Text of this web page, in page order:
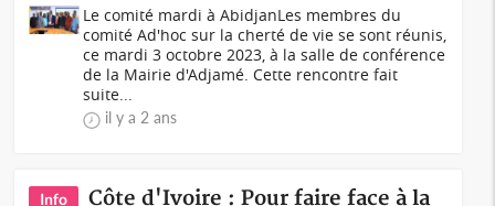
Le comité mardi à AbidjanLes membres du
comité Ad'hoc sur la cherté de vie se sont réunis,
ce mardi 3 octobre 2023, à la salle de conférence
de la Mairie d'Adjamé. Cette rencontre fait
suite...
il y a 2 ans
Info
Côte d'Ivoire : Pour faire face à la